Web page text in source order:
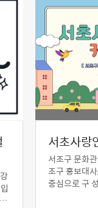
서초사랑
서조구 문화
조구 흥보대
중심으로 구